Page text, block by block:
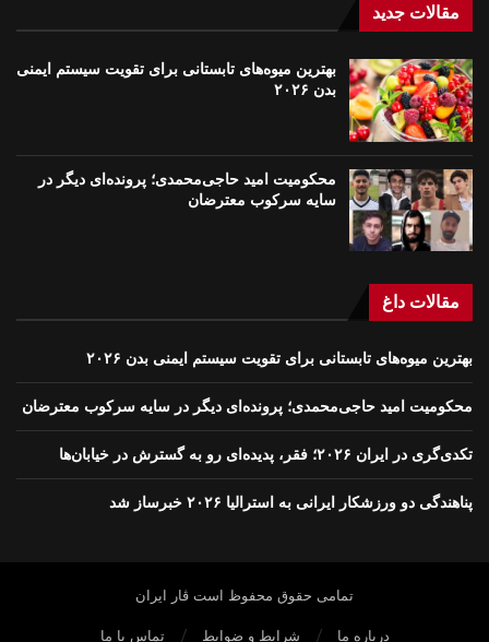
مقالات جدید
بهترین میوه‌های تابستانی برای تقویت سیستم ایمنی
بدن ۲۰۲۶
محکومیت امید حاجی‌محمدی؛ پرونده‌ای دیگر در
سایه سرکوب معترضان
مقالات داغ
بهترین میوه‌های تابستانی برای تقویت سیستم ایمنی بدن ۲۰۲۶
محکومیت امید حاجی‌محمدی؛ پرونده‌ای دیگر در سایه سرکوب معترضان
تکدی‌گری در ایران ۲۰۲۶؛ فقر، پدیده‌ای رو به گسترش در خیابان‌ها
پناهندگی دو ورزشکار ایرانی به استرالیا ۲۰۲۶ خبرساز شد
تمامی حقوق محفوظ است ڤار ايران
درباره ما شرایط و ضوابط تماس با ما